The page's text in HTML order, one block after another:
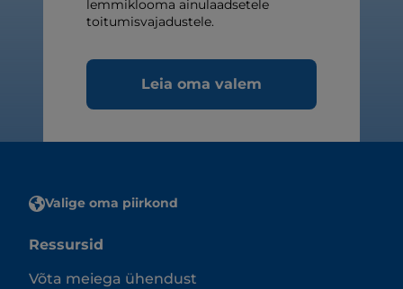
lemmiklooma ainulaadsetele
toitumisvajadustele.
Leia oma valem
Valige oma piirkond
Ressursid
Võta meiega ühendust